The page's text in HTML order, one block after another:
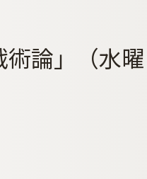
論」（水